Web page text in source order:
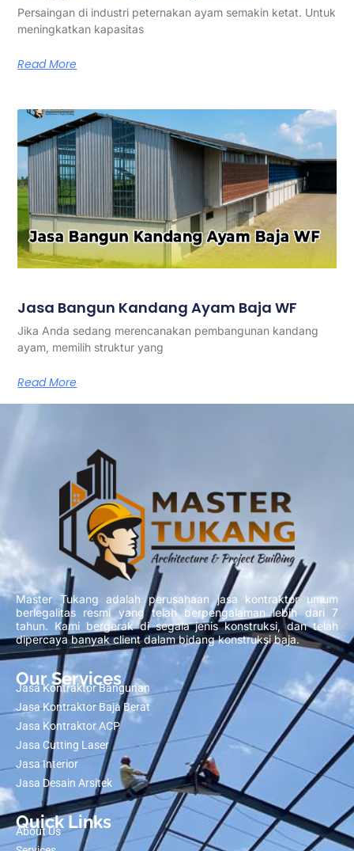
Persaingan di industri peternakan ayam semakin ketat. Untuk
meningkatkan kapasitas
Read More
Jasa Bangun Kandang Ayam Baja WF
Jika Anda sedang merencanakan pembangunan kandang
ayam, memilih struktur yang
Read More
Master Tukang adalah perusahaan jasa kontraktor umum
berlegalitas resmi yang telah berpengalaman lebih dari 7
tahun. Kami bergerak di segala jenis konstruksi, dan telah
dipercaya banyak client dalam bidang konstruksi baja.
Our Services
Jasa Kontraktor Bangunan
Jasa Kontraktor Baja Berat
Jasa Kontraktor ACP
Jasa Cutting Laser
Jasa Interior
Jasa Desain Arsitek
Quick Links
About Us